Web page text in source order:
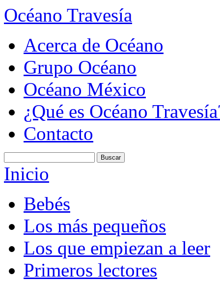
Océano Travesía
Acerca de Océano
Grupo Océano
Océano México
¿Qué es Océano
Contacto
Inicio
Bebés
Los más pequeños
Los que empiezan a leer
Primeros lectores